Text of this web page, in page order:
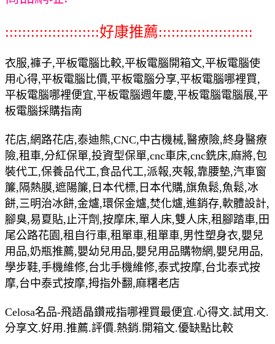
::::::::::::::::::::::好康推薦::::::::::::::::::::::
衣服,褲子,平板電腦比較,平板電腦開箱文,平板電腦使
用心得,平板電腦比價,平板電腦分享,平板電腦哪裡買,
平板電腦哪裡便宜,平板電腦週年慶,平板電腦電腦展,平
板電腦採購指南
花店,網路花店,泰迪熊,CNC,中古機械,醫療險,終身醫療
險,租車,分紅保單,投資型保單,cnc車床,cnc銑床,麻將,包
裝代工,保養品代工,食品代工,派報,夾報,靠腰墊,汽車窗
簾,隔熱膜,遮陽簾,日本代標,日本代購,旗魚鬆,魚鬆,冰
餅,三明治冰餅,金爐,環保金爐,焚化爐,進銷存,軟體設計,
腳臭,易夏貼,止汗劑,按摩床,單人床,雙人床,租腳踏車,田
尾公路花園,租自行車,租單車,租單車,男性塑身衣,嬰兒
用品,奶瓶推薦,嬰幼兒用品,嬰兒用品購物網,嬰兒用品,
學步鞋,手機維修,台北手機維修,泰式按摩,台北泰式按
摩,台中泰式按摩,拇指外翻,麻糬老店
Celosa名品-飛語晶鑽戒指哪裡買最便宜.心得文.試用文.
分享文.好用.推薦.評價.熱銷.開箱文.優缺點比較